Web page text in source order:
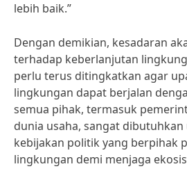
lebih baik.”
Dengan demikian, kesadaran
terhadap keberlanjutan
perlu terus ditingkatkan agar
lingkungan dapat berjalan
semua pihak, termasuk
dunia usaha, sangat
kebijakan politik yang berpihak
lingkungan demi menjaga